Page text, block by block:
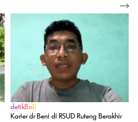
detikBali
Karier dr Beni di RSUD Ruteng Berakhir